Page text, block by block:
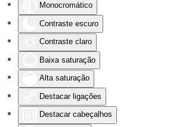
Monocromático
Contraste escuro
Contraste claro
Baixa saturação
Alta saturação
Destacar ligações
Destacar cabeçalhos